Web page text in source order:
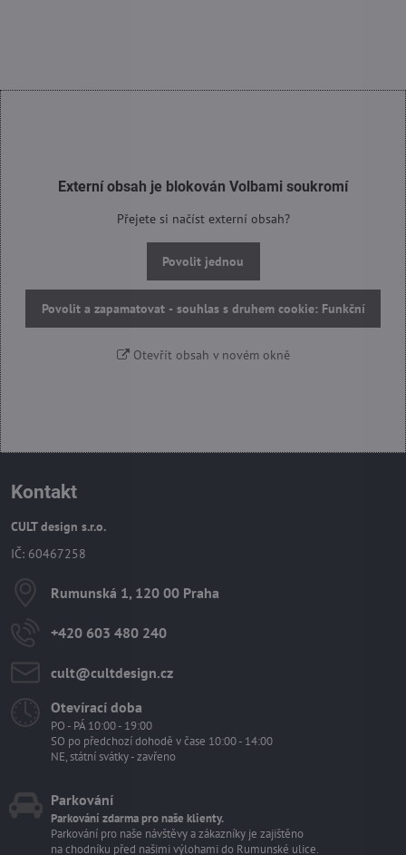
Externí obsah je blokován Volbami soukromí
Přejete si načíst externí obsah?
Povolit jednou
Povolit a zapamatovat - souhlas s druhem cookie: Funkční
Otevřít obsah v novém okně
Kontakt
CULT design s.r.o.
IČ: 60467258
Rumunská 1, 120 00 Praha
+420 603 480 240
cult​@cultdesign​.cz
Otevírací doba
PO - PÁ 10:00 - 19:00
SO po předchozí dohodě v čase 10:00 - 14:00
NE, státní svátky - zavřeno
Parkování
Parkování zdarma pro naše klienty.
Parkování pro naše návštěvy a zákazníky je zajištěno
na chodníku před našimi výlohami do Rumunské ulice.